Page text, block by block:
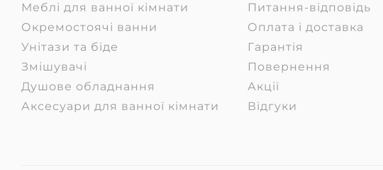
Меблі для ванної кімнати
Окремостоячі ванни
Унітази та біде
Змішувачі
Душове обладнання
Аксесуари для ванної кімнати
Питання-відповідь
Оплата і доставка
Гарантія
Повернення
Акції
Відгуки